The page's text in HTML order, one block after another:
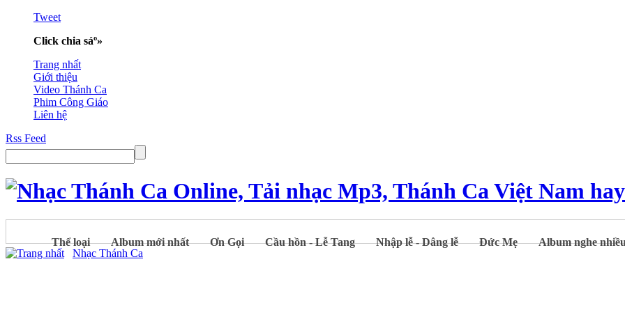
Tweet
Click chia sáº»
Trang nhất
Giới thiệu
Video Thánh Ca
Phim Công Giáo
Liên hệ
Rss Feed
Thể loại Album mới nhất Ơn Gọi Cầu hồn - Lễ Tang Nhập lễ - Dâng lễ Đức Mẹ
Album nghe
Nhạc Thánh Ca